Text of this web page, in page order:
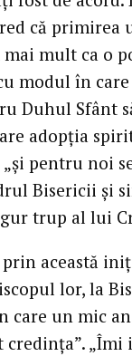
că primirea
mult ca o
modul în
Duhul Sfânt
adopția
pentru noi
Bisericii și
trup al lui
această
lor, la
care un mic
credința”.